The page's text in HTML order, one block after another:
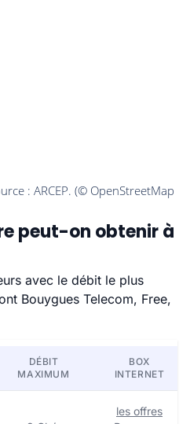
peut-on obtenir à
avec le débit le plus
Bouygues Telecom, Free,
DÉBIT
MAXIMUM
BOX
INTERNET
les offres